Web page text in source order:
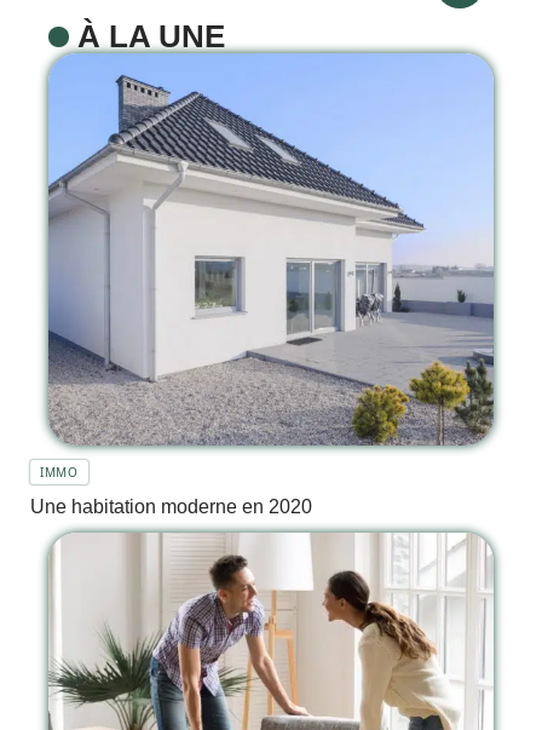
À LA UNE
IMMO
Une habitation moderne en 2020